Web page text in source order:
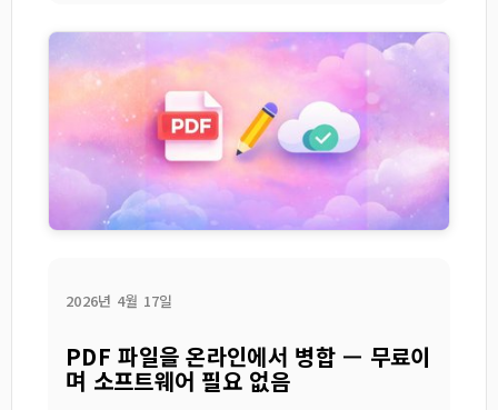
2026년 4월 17일
PDF 파일을 온라인에서 병합 — 무료이
며 소프트웨어 필요 없음